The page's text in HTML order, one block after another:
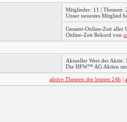
Mitglieder: 11 | Themen:
Unser neuestes Mitglied
Gesamt-Online-Zeit aller
Online-Zeit Rekord von
Aktueller Wert der Aktie:
Die HFW™ AG Aktien
aktive Themen der letzten 24h |